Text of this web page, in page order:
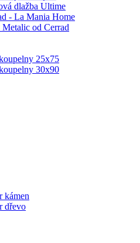
dlažba Ultime
- La Mania Home
od Cerrad
25x75
30x90
kámen
dřevo